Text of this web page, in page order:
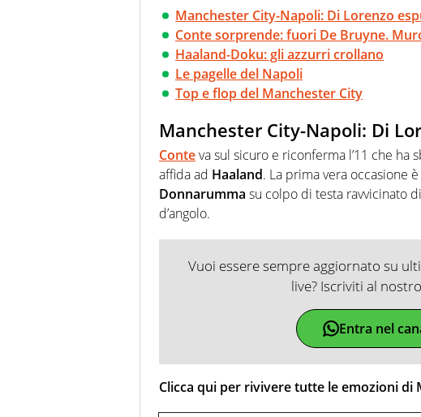
Manchester City-Napoli: Di Lorenzo
Conte sorprende: fuori De Bruyne.
Haaland-Doku: gli azzurri crollano
Le pagelle del Napoli
Top e flop del Manchester City
Manchester City-Napoli: Di
Conteva sul sicuro e riconferma l’11 che ha
affida ad Haaland. La prima vera occasione
Donnarumma su colpo di testa ravvicinato di
d’angolo.
Vuoi essere sempre aggiornato su
live? Iscriviti al
Entra nel
Clicca qui per rivivere tutte le emozioni di